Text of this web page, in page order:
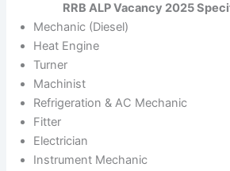
RRB ALP Vacancy 2025
Mechanic (Diesel)
Heat Engine
Turner
Machinist
Refrigeration & AC Mechanic
Fitter
Electrician
Instrument Mechanic